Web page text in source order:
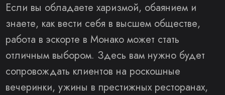
Если вы обладаете харизмой, обаянием и
знаете, как вести себя в высшем обществе,
работа в эскорте в Монако может стать
отличным выбором. Здесь вам нужно будет
сопровождать клиентов на роскошные
вечеринки, ужины в престижных ресторанах,